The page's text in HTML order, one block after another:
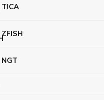
TICA
ZFISH
NGT